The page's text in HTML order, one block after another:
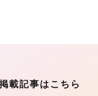
載記事はこちら